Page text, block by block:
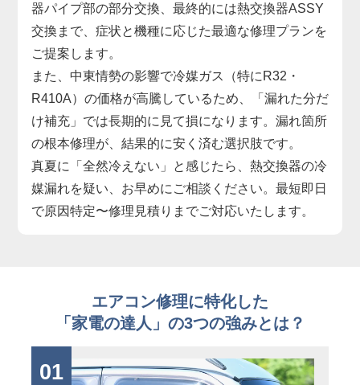
器パイプ部の部分交換、最終的には熱交換器ASSY
交換まで、症状と機種に応じた最適な修理プランを
ご提案します。
また、中東情勢の影響で冷媒ガス（特にR32・
R410A）の価格が高騰しているため、「漏れた分だ
け補充」では長期的に見て損になります。漏れ箇所
の根本修理が、結果的に安く済む選択肢です。
真夏に「全然冷えない」と感じたら、熱交換器の冷
媒漏れを疑い、お早めにご相談ください。最短即日
で原因特定〜修理見積りまでご対応いたします。
エアコン修理に特化した
「家電の達人」の3つの強みとは？
01